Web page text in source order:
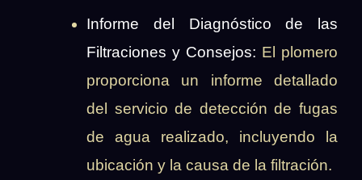
Informe del Diagnóstico de las
Filtraciones y Consejos: El plomero
proporciona un informe detallado
del servicio de detección de fugas
de agua realizado, incluyendo la
ubicación y la causa de la filtración.